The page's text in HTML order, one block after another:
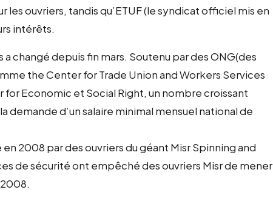
ouvriers, tandis qu’ETUF (le syndicat officiel mis en
intérêts.
changé depuis fin mars. Soutenu par des ONG(des
the Center for Trade Union and Workers Services
Economic et Social Right, un nombre croissant
demande d’un salaire minimal mensuel national de
2008 par des ouvriers du géant Misr Spinning and
de sécurité ont empêché des ouvriers Misr de mener